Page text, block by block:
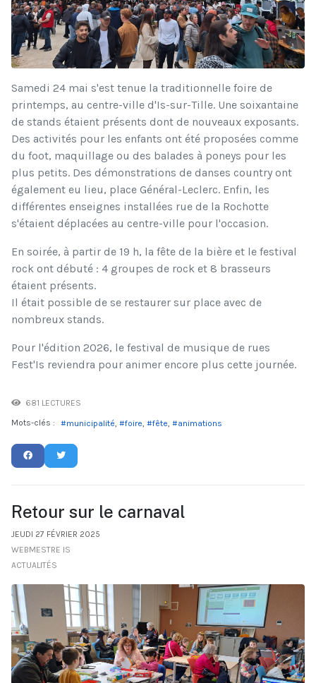
Samedi 24 mai s'est tenue la traditionnelle foire de
printemps, au centre-ville d'Is-sur-Tille. Une soixantaine
de stands étaient présents dont de nouveaux exposants.
Des activités pour les enfants ont été proposées comme
du foot, maquillage ou des balades à poneys pour les
plus petits. Des démonstrations de danses country ont
également eu lieu, place Général-Leclerc. Enfin, les
différentes enseignes installées rue de la Rochotte
s'étaient déplacées au centre-ville pour l'occasion.
En soirée, à partir de 19 h, la fête de la bière et le festival
rock ont débuté : 4 groupes de rock et 8 brasseurs
étaient présents.
Il était possible de se restaurer sur place avec de
nombreux stands.
Pour l'édition 2026, le festival de musique de rues
Fest'Is reviendra pour animer encore plus cette journée.
681 LECTURES
Mots-clés :
municipalité foire fête animations
Retour sur le carnaval
JEUDI 27 FÉVRIER 2025
WEBMESTRE IS
ACTUALITÉS